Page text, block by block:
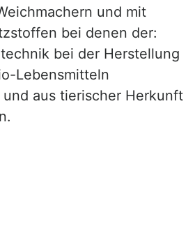
und mit
bei denen der:
bei der Herstellung
Lebensmitteln
aus tierischer Herkunft